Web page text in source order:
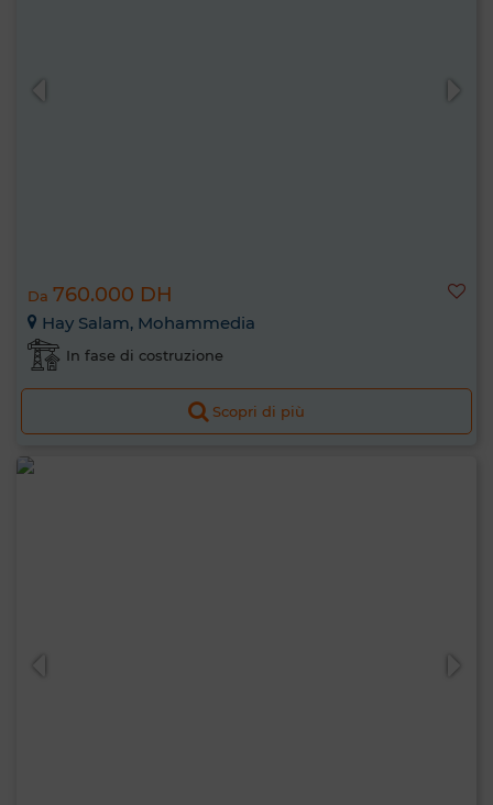
Da 760.000 DH
Hay Salam, Mohammedia
In fase di costruzione
Scopri di più